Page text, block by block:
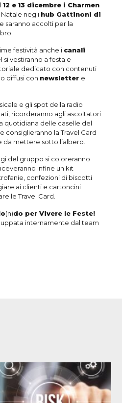
12 e 13 dicembre i Charmen
negli hub Gattinoni di
saranno accolti per la
festività anche i canali
si vestiranno a festa e
dedicato con contenuti
diffusi con newsletter e
e gli spot della radio
ricorderanno agli ascoltatori
quotidiana delle caselle del
consiglieranno la Travel Card
mettere sotto l’albero.
del gruppo si coloreranno
infine un kit
confezioni di biscotti
ai clienti e cartoncini
le Travel Card.
(n)do per Vivere le Feste!
internamente dal team